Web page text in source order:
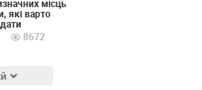
місць
які варто
8672